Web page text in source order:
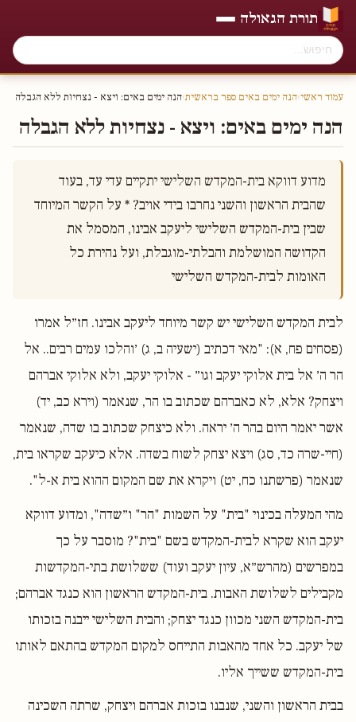
תורת הגאולה
עמוד ראשי›הנה ימים באים ספר בראשית›הנה ימים באים: ויצא - נצחיות ללא הגבלה
הנה ימים באים: ויצא - נצחיות ללא הגבלה
האומות לבית-המקדש השלישי
לבית המקדש השלישי יש קשר מיוחד ליעקב אבינו. חז״ל אמרו
(פסחים פח, א): "מאי דכתיב (ישעיה ב, ג) ׳והלכו עמים רבים.. אל
הר ה׳ אל בית אלוקי יעקב וגו״ - אלוקי יעקב, ולא אלוקי אברהם
ויצחק? אלא, לא כאברהם שכתוב בו הר, שנאמר (וירא כב, יד)
אשר יאמר היום בהר ה׳ יראה. ולא כיצחק שכתוב בו שדה, שנאמר
(חיי-שרה כד, סג) ויצא יצחק לשוח בשדה. אלא כיעקב שקראו בית,
שנאמר (פרשתנו כח, יט) ויקרא את שם המקום ההוא בית א-ל".
מהי המעלה בכינוי "בית" על השמות "הר" ו״שדה", ומדוע דווקא
יעקב הוא שקרא לבית-המקדש בשם "בית"? מוסבר על כך
במפרשים (מהרש״א, עיון יעקב ועוד) ששלושת בתי-המקדשות
מקבילים לשלושת האבות. בית-המקדש הראשון הוא כנגד אברהם;
בית-המקדש השני מכוון כנגד יצחק; והבית השלישי ייבנה בזכותו
של יעקב. כל אחד מהאבות התייחס למקום המקדש בהתאם לאותו
בית-המקדש ששייך אליו.
בבית הראשון והשני, שנבנו בזכות אברהם ויצחק, שרתה השכינה